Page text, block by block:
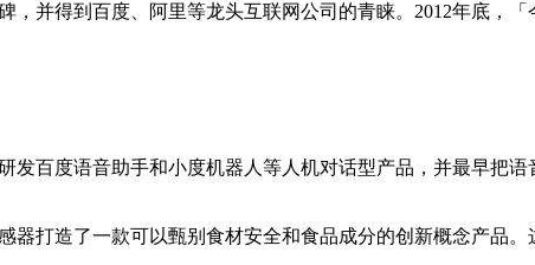
得到百度、阿里等龙头互联网公司的青睐。2012年底，「
度语音助手和小度机器人等人机对话型产品，并最早把语
打造了一款可以甄别食材安全和食品成分的创新概念产品。